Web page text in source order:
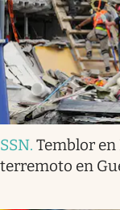
SSN. Temblor en
terremoto en